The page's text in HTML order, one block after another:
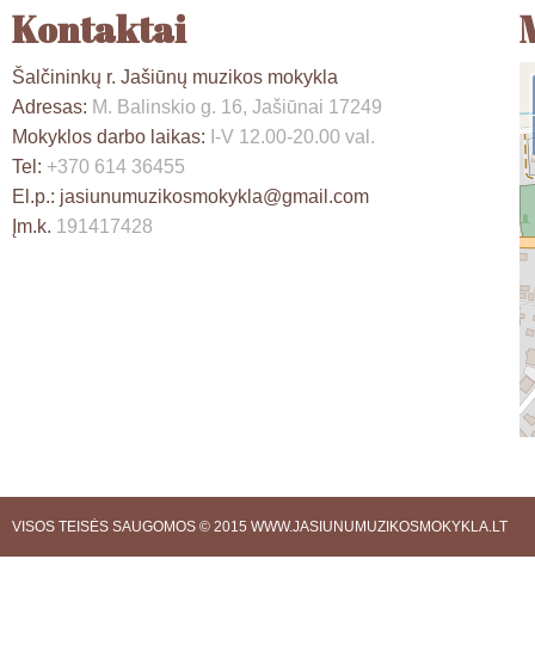
Kontaktai
Šalčininkų r. Jašiūnų muzikos mokykla
Adresas: M. Balinskio g. 16, Jašiūnai 17249
Mokyklos darbo laikas: I-V 12.00-20.00 val.
Tel: +370 614 36455
El.p.: jasiunumuzikosmokykla@gmail.com
Įm.k. 191417428
VISOS TEISĖS SAUGOMOS © 2015 WWW.JASIUNUMUZIKOSMOKYKLA.LT